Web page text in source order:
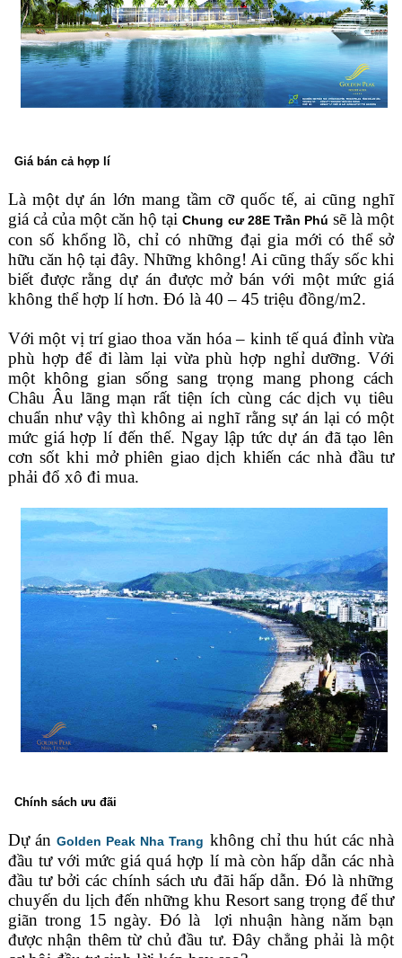
Giá bán cả hợp lí
Là một dự án lớn mang tầm cỡ quốc tế, ai cũng nghĩ
giá cả của một căn hộ tạiChung cư 28E Trần Phú sẽ là một
con số khổng lồ, chỉ có những đại gia mới có thể sở
hữu căn hộ tại đây. Những không! Ai cũng thấy sốc khi
biết được rằng dự án được mở bán với một mức giá
không thể hợp lí hơn. Đó là 40 – 45 triệu đồng/m2.
Với một vị trí giao thoa văn hóa – kinh tế quá đỉnh vừa
phù hợp để đi làm lại vừa phù hợp nghỉ dưỡng. Với
một không gian sống sang trọng mang phong cách
Châu Âu lãng mạn rất tiện ích cùng các dịch vụ tiêu
chuẩn như vậy thì không ai nghĩ rằng sự án lại có một
mức giá hợp lí đến thế. Ngay lập tức dự án đã tạo lên
cơn sốt khi mở phiên giao dịch khiến các nhà đầu tư
phải đổ xô đi mua.
Chính sách ưu đãi
Dự ánGolden Peak Nha Trang không chỉ thu hút các nhà
đầu tư với mức giá quá hợp lí mà còn hấp dẫn các nhà
đầu tư bởi các chính sách ưu đãi hấp dẫn. Đó là những
chuyến du lịch đến những khu Resort sang trọng để thư
giãn trong 15 ngày. Đó là lợi nhuận hàng năm bạn
được nhận thêm từ chủ đầu tư. Đây chẳng phải là một